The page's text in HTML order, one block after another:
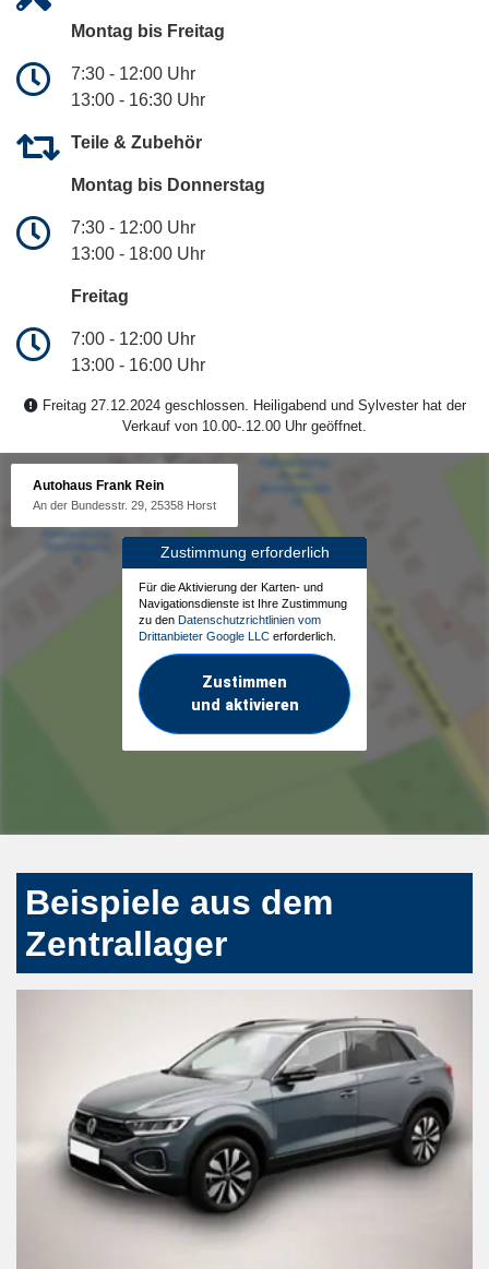
Montag bis Freitag
7:30 - 12:00 Uhr
13:00 - 16:30 Uhr
Teile & Zubehör
Montag bis Donnerstag
7:30 - 12:00 Uhr
13:00 - 18:00 Uhr
Freitag
7:00 - 12:00 Uhr
13:00 - 16:00 Uhr
Freitag 27.12.2024 geschlossen. Heiligabend und Sylvester hat der
Verkauf von 10.00-.12.00 Uhr geöffnet.
Autohaus Frank Rein
An der Bundesstr. 29, 25358 Horst
Zustimmung erforderlich
Für die Aktivierung der Karten- und
Navigationsdienste ist Ihre Zustimmung
zu den Datenschutzrichtlinien vom
Drittanbieter Google LLC erforderlich.
Zustimmen
und aktivieren
Beispiele aus dem
Zentrallager